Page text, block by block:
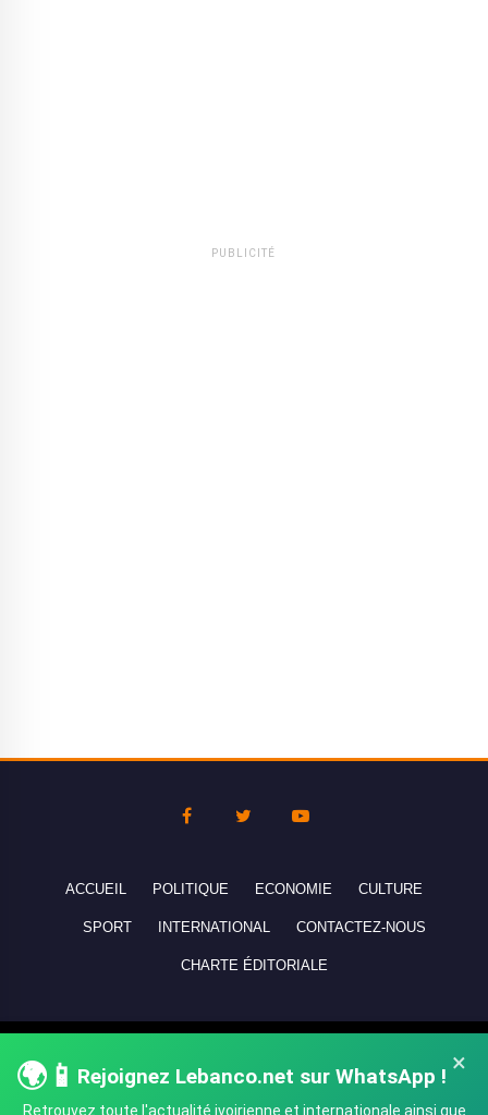
PUBLICITÉ
×
🌍📱 Rejoignez Lebanco.net sur WhatsApp !
Retrouvez toute l'actualité ivoirienne et internationale ainsi que
ACCUEIL POLITIQUE ECONOMIE CULTURE
SPORT INTERNATIONAL CONTACTEZ-NOUS
CHARTE ÉDITORIALE
réservés - All rights reserved.